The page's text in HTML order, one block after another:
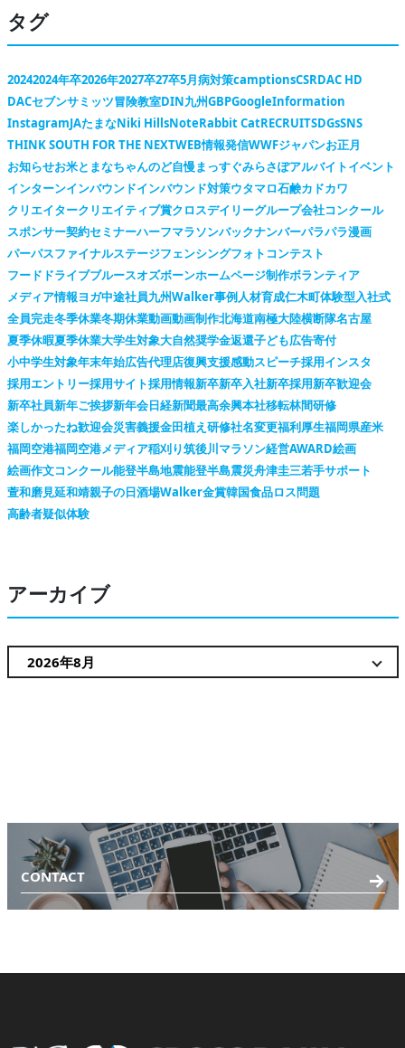
タグ
20242024年卒2026年2027卒27卒5月病対策camptionsCSRDAC HD
DACセブンサミッツ冒険教室DIN九州GBPGoogleInformation
InstagramJAたまなNiki HillsNoteRabbit CatRECRUITSDGsSNS
THINK SOUTH FOR THE NEXTWEB情報発信WWFジャパンお正月
お知らせお米とまなちゃんのど自慢まっすぐみらさぽアルバイトイベント
インターンインバウンドインバウンド対策ウタマロ石鹸カドカワ
クリエイタークリエイティブ賞クロスデイリーグループ会社コンクール
スポンサー契約セミナーハーフマラソンバックナンバーパラパラ漫画
パーパスファイナルステージフェンシングフォトコンテスト
フードドライブブルースオズボーンホームページ制作ボランティア
メディア情報ヨガ中途社員九州Walker事例人材育成仁木町体験型入社式
全員完走冬季休業冬期休業動画動画制作北海道南極大陸横断隊名古屋
夏季休暇夏季休業大学生対象大自然奨学金返還子ども広告寄付
小中学生対象年末年始広告代理店復興支援感動スピーチ採用インスタ
採用エントリー採用サイト採用情報新卒新卒入社新卒採用新卒歓迎会
新卒社員新年ご挨拶新年会日経新聞最高余興本社移転林間研修
楽しかったね歓迎会災害義援金田植え研修社名変更福利厚生福岡県産米
福岡空港福岡空港メディア稲刈り筑後川マラソン経営AWARD絵画
絵画作文コンクール能登半島地震能登半島震災舟津圭三若手サポート
萱和磨見延和靖親子の日酒場Walker金賞韓国食品ロス問題
高齢者疑似体験
アーカイブ
CONTACT